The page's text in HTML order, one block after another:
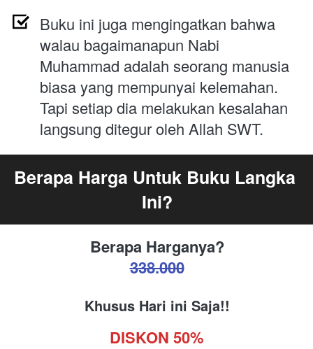
Buku ini juga mengingatkan bahwa
walau bagaimanapun Nabi
Muhammad adalah seorang manusia
biasa yang mempunyai kelemahan.
Tapi setiap dia melakukan kesalahan
langsung ditegur oleh Allah SWT.
Berapa Harga Untuk Buku Langka
Ini?
Berapa Harganya?
338.000
Khusus Hari ini Saja!!
DISKON 50%